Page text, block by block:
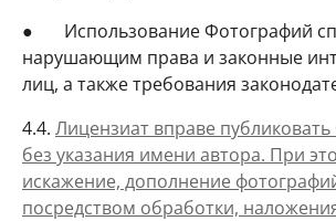
● Использование Фотографий
нарушающим права и законные
лиц, а также требования
4.4. Лицензиат вправе
без указания имени автора. При
искажение, дополнение
посредством обработки,